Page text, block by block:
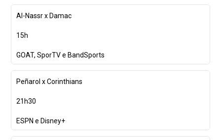
Al-Nassr x Damac
15h
GOAT, SporTV e BandSports
Peñarol x Corinthians
21h30
ESPN e Disney+